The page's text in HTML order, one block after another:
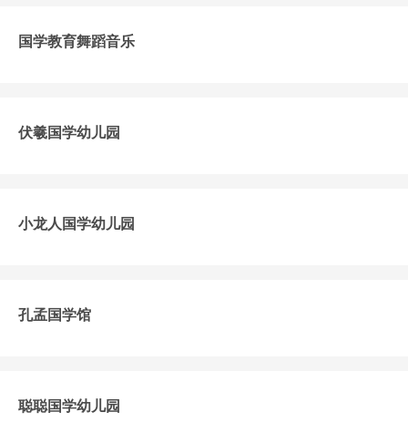
国学教育舞蹈音乐
伏羲国学幼儿园
小龙人国学幼儿园
孔孟国学馆
聪聪国学幼儿园